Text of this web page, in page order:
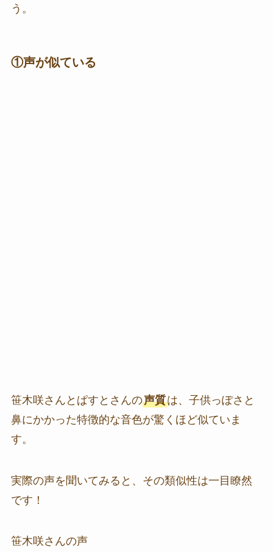
う。
①声が似ている
笹木咲さんとぱすとさんの声質は、子供っぽさと
鼻にかかった特徴的な音色が驚くほど似ていま
す。
実際の声を聞いてみると、その類似性は一目瞭然
です！
笹木咲さんの声